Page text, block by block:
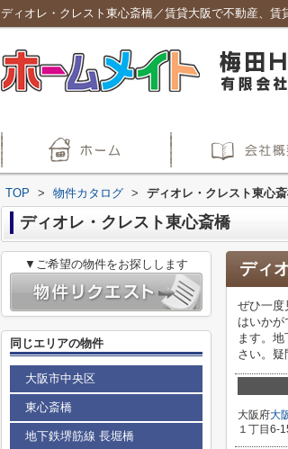
ディオレ・クレスト東心斎橋／賃貸大阪で不動産、
TOP > 物件カタログ > ディオレ・クレスト東心
ディオレ・クレスト東心斎橋
ディ
ぜひ一度
はいか
ます。
さい。疑
大阪府大
１丁目6-
▼ご希望の物件をお探しします
同じエリアの物件
大阪市中央区
東心斎橋
地下鉄堺筋線 長堀橋